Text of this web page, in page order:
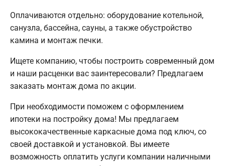
Оплачиваются отдельно: оборудование котельной,
санузла, бассейна, сауны, а также обустройство
камина и монтаж печки.
Ищете компанию, чтобы построить современный дом
и наши расценки вас заинтересовали? Предлагаем
заказать монтаж дома по акции.
При необходимости поможем с оформлением
ипотеки на постройку дома! Мы предлагаем
высококачественные каркасные дома под ключ, со
своей доставкой и установкой. Вы имеете
возможность оплатить услуги компании наличными